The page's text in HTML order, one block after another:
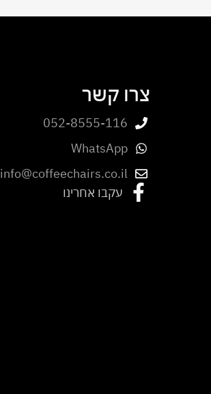
צרו קשר
052-8555-116
WhatsApp
info@coffeechairs.co.il
עקבו אחרינו